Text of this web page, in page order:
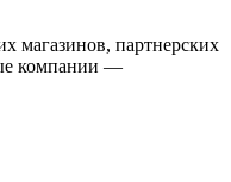
магазинов, партнерских
компании —